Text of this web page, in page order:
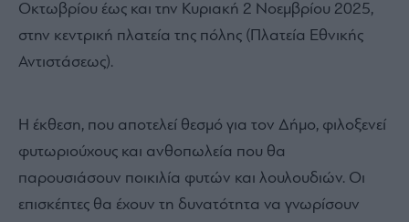
Οκτωβρίου έως και την Κυριακή 2 Νοεμβρίου 2025,
στην κεντρική πλατεία της πόλης (Πλατεία Εθνικής
Αντιστάσεως).
Η έκθεση, που αποτελεί θεσμό για τον Δήμο, φιλοξενεί
φυτωριούχους και ανθοπωλεία που θα
παρουσιάσουν ποικιλία φυτών και λουλουδιών. Οι
επισκέπτες θα έχουν τη δυνατότητα να γνωρίσουν